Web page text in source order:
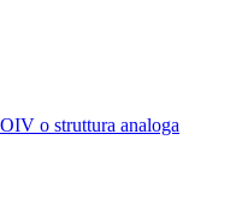
o struttura analoga